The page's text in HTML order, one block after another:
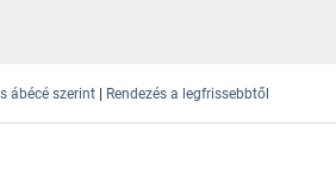
ábécé szerint | Rendezés a legfrissebbtől